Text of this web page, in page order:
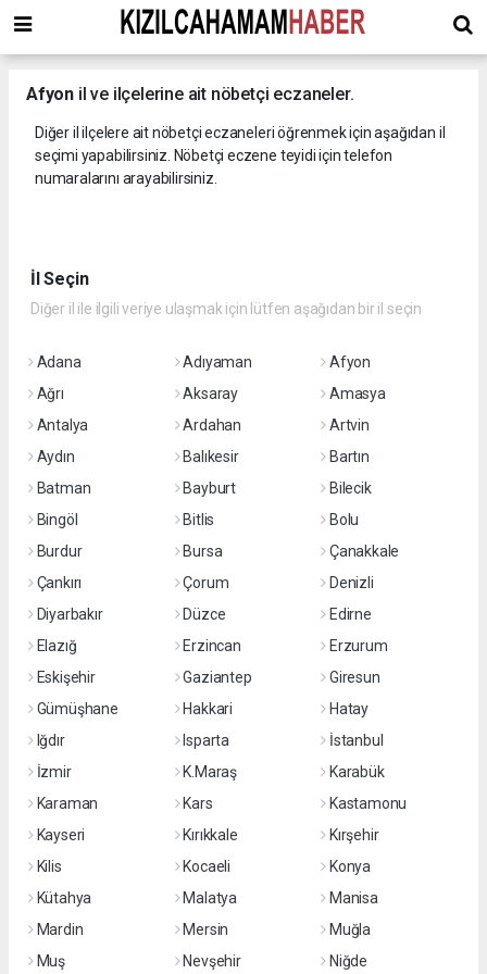
Afyon il ve ilçelerine ait nöbetçi eczaneler.
Diğer il ilçelere ait nöbetçi eczaneleri öğrenmek için aşağıdan il
seçimi yapabilirsiniz. Nöbetçi eczene teyidi için telefon
numaralarını arayabilirsiniz.
İl Seçin
Diğer il ile ilgili veriye ulaşmak için lütfen aşağıdan bir il seçin
Adana Adıyaman
Afyon
Ağrı
Aksaray
Amasya
Antalya
Ardahan
Artvin
Aydın
Balıkesir
Bartın
Batman
Bayburt
Bilecik
Bingöl
Bitlis
Bolu
Burdur
Bursa
Çanakkale
Çankırı
Çorum
Denizli
Diyarbakır
Düzce
Edirne
Elazığ
Erzincan
Erzurum
Eskişehir
Gaziantep
Giresun
Gümüşhane
Hakkari
Hatay
Iğdır
Isparta
İstanbul
İzmir
K.Maraş
Karabük
Karaman
Kars
Kastamonu
Kayseri
Kırıkkale
Kırşehir
Kilis
Kocaeli
Konya
Kütahya
Malatya
Manisa
Mardin
Mersin
Muğla
Muş
Nevşehir Niğde